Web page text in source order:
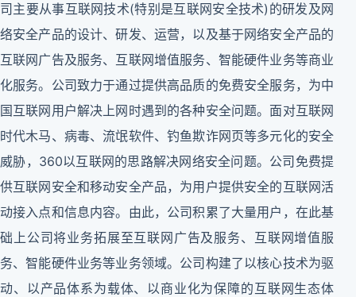
司主要从事互联网技术(特别是互联网安全技术)的研发及网
络安全产品的设计、研发、运营，以及基于网络安全产品的
互联网广告及服务、互联网增值服务、智能硬件业务等商业
化服务。公司致力于通过提供高品质的免费安全服务，为中
国互联网用户解决上网时遇到的各种安全问题。面对互联网
时代木马、病毒、流氓软件、钓鱼欺诈网页等多元化的安全
威胁，360以互联网的思路解决网络安全问题。公司免费提
供互联网安全和移动安全产品，为用户提供安全的互联网活
动接入点和信息内容。由此，公司积累了大量用户，在此基
础上公司将业务拓展至互联网广告及服务、互联网增值服
务、智能硬件业务等业务领域。公司构建了以核心技术为驱
动、以产品体系为载体、以商业化为保障的互联网生态体